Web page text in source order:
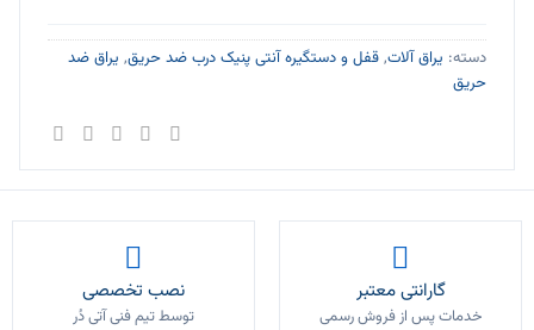
دسته: یراق آلات,قفل و دستگیره آنتی پنیک درب ضد حریق,یراق ضد
حریق
گارانتی معتبر
خدمات پس از فروش رسمی
نصب تخصصی
توسط تیم فنی آتی دُر